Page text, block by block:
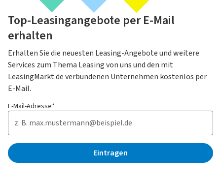
Top-Leasingangebote per E-Mail
erhalten
Erhalten Sie die neuesten Leasing-Angebote und weitere
Services zum Thema Leasing von uns und den mit
LeasingMarkt.de verbundenen Unternehmen kostenlos per
E-Mail.
E-Mail-Adresse*
Eintragen